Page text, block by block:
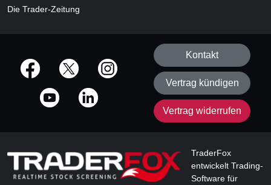
Die Trader-Zeitung
offizielle Social Media-Accounts
Kontakt
Vertrag kündigen
Vertrag widerrufen
TraderFox
entwickelt Trading-
Software für